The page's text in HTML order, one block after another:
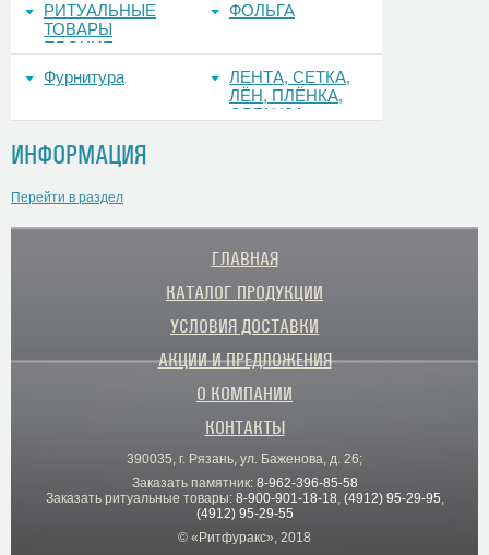
РИТУАЛЬНЫЕ
ТОВАРЫ
ПРОЧИЕ
ФОЛЬГА
Фурнитура
ЛЕНТА, СЕТКА,
ЛЁН, ПЛЁНКА,
ОРГАНЗА
ИНФОРМАЦИЯ
Перейти в раздел
ГЛАВНАЯ
КАТАЛОГ ПРОДУКЦИИ
УСЛОВИЯ ДОСТАВКИ
АКЦИИ И ПРЕДЛОЖЕНИЯ
О КОМПАНИИ
КОНТАКТЫ
390035, г. Рязань, ул. Баженова, д. 26;
Заказать памятник: 8-962-396-85-58
Заказать ритуальные товары: 8-900-901-18-18, (4912) 95-29-95,
(4912) 95-29-55
© «Ритфуракс», 2018